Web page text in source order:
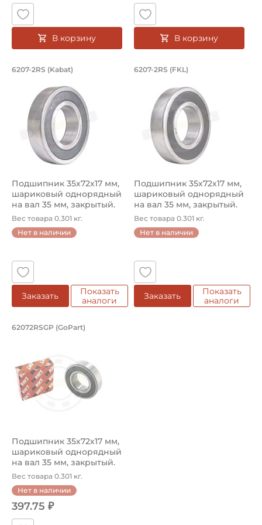
Способ фиксации на вал:
Натяг
Смазка:
Польша
В корзину В корзину
Подшипник 35х72х17 мм, шариковый
6207-2RS (Kabat)
Подшипник 35х72х17 мм,
шариковый однорядный
на вал 35 мм, закрытый.
Арт...
Вес товара 0.301 кг.
Нет в наличии
Заказать
Показать
аналоги
Подшипник
6207-2RS (FKL)
Подшипник 35х72х17 мм,
шариковый однорядный
на вал 35 мм, закрытый.
Арт...
Вес товара 0.301 кг.
Нет в наличии
Заказать
Показать
аналоги
Подшипник 35х72х17 мм, шариковый
62072RSGP (GoPart)
Подшипник 35х72х17 мм,
шариковый однорядный
на вал 35 мм, закрытый.
Арт...
Вес товара 0.301 кг.
Нет в наличии
397.75 ₽